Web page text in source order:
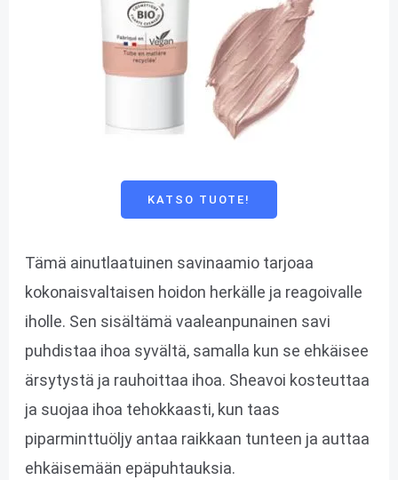
KATSO TUOTE!
Tämä ainutlaatuinen savinaamio tarjoaa
kokonaisvaltaisen hoidon herkälle ja reagoivalle
iholle. Sen sisältämä vaaleanpunainen savi
puhdistaa ihoa syvältä, samalla kun se ehkäisee
ärsytystä ja rauhoittaa ihoa. Sheavoi kosteuttaa
ja suojaa ihoa tehokkaasti, kun taas
piparminttuöljy antaa raikkaan tunteen ja auttaa
ehkäisemään epäpuhtauksia.